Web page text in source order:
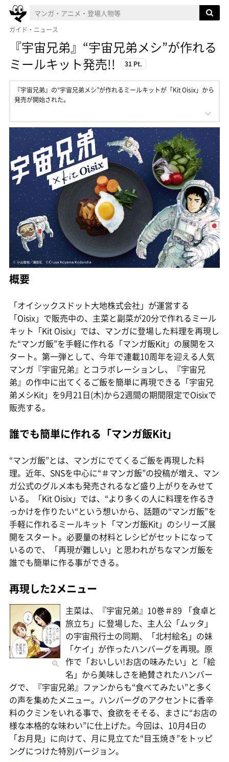
ガイド・ニュース
『宇宙兄弟』“宇宙兄弟メシ”が作れる
ミールキット発売!!
31 Pt.
『宇宙兄弟』の“宇宙兄弟メシ”が作れるミールキットが「Kit Oisix」から
発売が開始された。
概要
「オイシックスドット大地株式会社」が運営する
「Oisix」で販売中の、主菜と副菜が20分で作れるミール
キット「Kit Oisix」では、マンガに登場した料理を再現し
た“マンガ飯”を手軽に作れる「マンガ飯Kit」の展開をス
タート。第一弾として、今年で連載10周年を迎える人気
マンガ『宇宙兄弟』とコラボレーションし、『宇宙兄
弟』の作中に出てくるご飯を簡単に再現できる「宇宙兄
弟メシKit」を9月21日(木)から2週間の期間限定でOisixで
販売する。
誰でも簡単に作れる「マンガ飯Kit」
“マンガ飯”とは、マンガにでてくるご飯を再現した料
理。近年、SNSを中心に“＃マンガ飯”の投稿が増え、マン
ガ公式のグルメ本も発売されるなど盛り上がりをみせて
いる。「Kit Oisix」では、“より多くの人に料理を作るき
っかけを作りたい“という想いから、話題の“マンガ飯”を
手軽に作れるミールキット「マンガ飯Kit」のシリーズ展
開をスタート。必要量の材料とレシピがセットになって
いるので、「再現が難しい」と思われがちなマンガ飯を
誰でも簡単に作る事ができる。
再現した2メニュー
主菜は、『宇宙兄弟』10巻＃89 「食卓と
旅立ち」に登場した、主人公「ムッタ」
の宇宙飛行士の同期、「北村絵名」の妹
「ケイ」が作ったハンバーグを再現。原
作で「おいしい!お店の味みたい」と「絵
名」から美味しさを絶賛されたハンバー
グで、『宇宙兄弟』ファンからも“食べてみたい”と多く
の声を集めたメニュー。ハンバーグのアクセントに香辛
料のクミンをいれる事で、食欲をそそる、まさに“お店の
様な本格的な味わい”に仕上げた。今回は、10月4日の
「お月見」に向けて、月に見立てた“目玉焼き”をトッピ
ングにつけた特別バージョン。